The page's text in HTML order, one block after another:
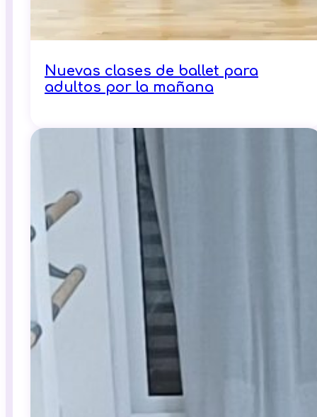
Nuevas clases de ballet para
adultos por la mañana